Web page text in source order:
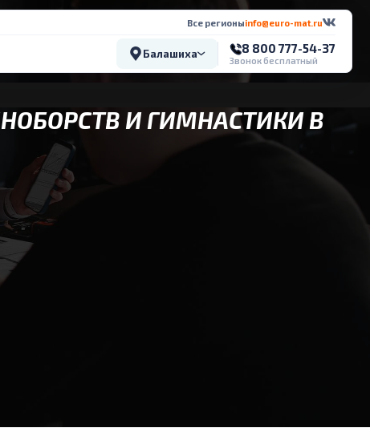
Все регионыinfo@euro-mat.ru
Балашиха 8 800 777-54-37
Звонок бесплатный
И ГИМНАСТИКИ В